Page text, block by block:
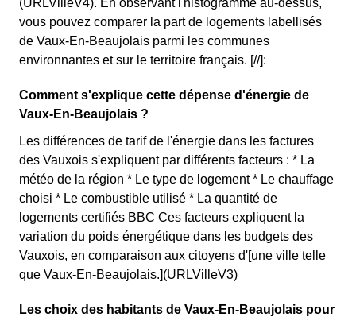
(URLVilleV4). En observant l'histogramme au-dessus,
vous pouvez comparer la part de logements labellisés
de Vaux-En-Beaujolais parmi les communes
environnantes et sur le territoire français. [//]:
Comment s'explique cette dépense d'énergie de
Vaux-En-Beaujolais ?
Les différences de tarif de l'énergie dans les factures
des Vauxois s'expliquent par différents facteurs : * La
météo de la région * Le type de logement * Le chauffage
choisi * Le combustible utilisé * La quantité de
logements certifiés BBC Ces facteurs expliquent la
variation du poids énergétique dans les budgets des
Vauxois, en comparaison aux citoyens d'[une ville telle
que Vaux-En-Beaujolais.](URLVilleV3)
Les choix des habitants de Vaux-En-Beaujolais pour